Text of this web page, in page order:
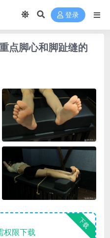
登录
点脚心和脚趾缝的
下载
权限下载